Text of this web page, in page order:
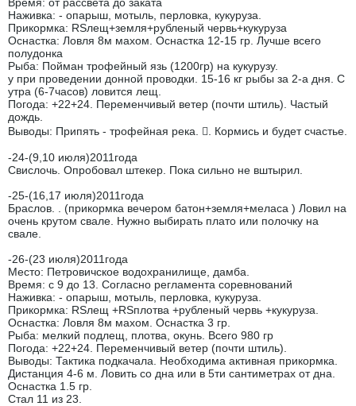
Наживка: - опарыш, мотыль, перловка, кукуруза.
Прикормка: RSлещ+земля+рубленый червь+кукуруза
Оснастка: Ловля 8м махом. Оснастка 12-15 гр. Лучше всего
полудонка
Рыба: Пойман трофейный язь (1200гр) на кукурузу.
у при проведении донной проводки. 15-16 кг рыбы за 2-а дня. С
утра (6-7часов) ловится лещ.
Погода: +22+24. Переменчивый ветер (почти штиль). Частый
дождь.
Выводы: Припять - трофейная река. . Кормись и будет счастье.
-24-(9,10 июля)2011года
Свислочь. Опробовал штекер. Пока сильно не вштырил.
-25-(16,17 июля)2011года
Браслов. . (прикормка вечером батон+земля+меласа ) Ловил на
очень крутом свале. Нужно выбирать плато или полочку на
свале.
-26-(23 июля)2011года
Место: Петровичское водохранилище, дамба.
Время: с 9 до 13. Согласно регламента соревнований
Наживка: - опарыш, мотыль, перловка, кукуруза.
Прикормка: RSлещ +RSплотва +рубленый червь +кукуруза.
Оснастка: Ловля 8м махом. Оснастка 3 гр.
Рыба: мелкий подлещ, плотва, окунь. Всего 980 гр
Погода: +22+24. Переменчивый ветер (почти штиль).
Выводы: Тактика подкачала. Необходима активная прикормка.
Дистанция 4-6 м. Ловить со дна или в 5ти сантиметрах от дна.
Оснастка 1.5 гр.
Стал 11 из 23.